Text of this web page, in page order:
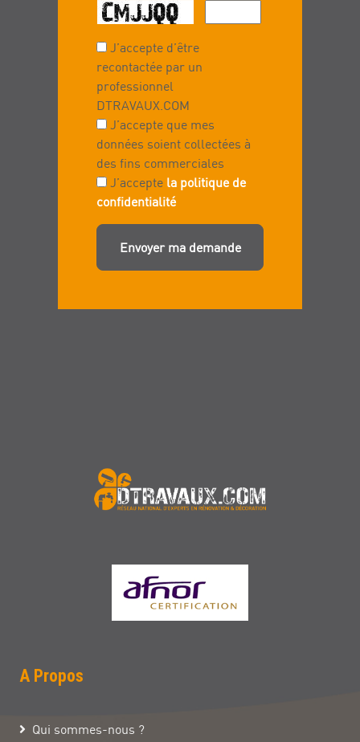
J’accepte d’être
recontactée par un
professionnel
DTRAVAUX.COM
J’accepte que mes
données soient collectées à
des fins commerciales
J’accepte la politique de
confidentialité
Envoyer ma demande
A Propos
Qui sommes-nous ?